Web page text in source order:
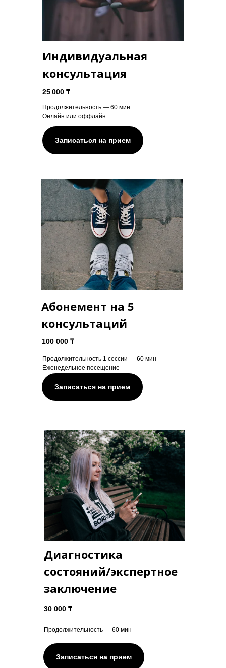
Индивидуальная
консультация
Продолжительность — 60 мин
Онлайн или оффлайн
25 000 ₸
Абонемент на 5
консультаций
100 000 ₸
Продолжительность 1 сессии — 60 мин
Еженедельное посещение
Диагностика
состояний/экспертное
заключение
30 000 ₸
Продолжительность — 60 мин
Записаться на прием
Записаться на прием
Записаться на прием